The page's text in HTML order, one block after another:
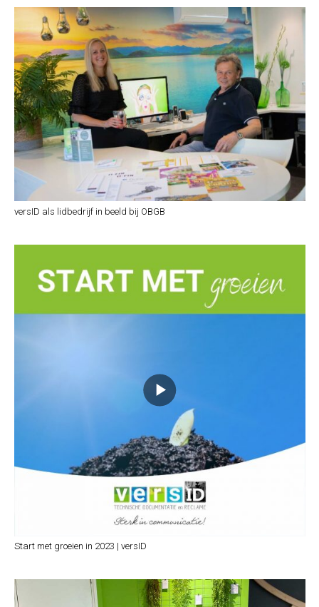
versID als lidbedrijf in beeld bij OBGB
Start met groeien in 2023 | versID